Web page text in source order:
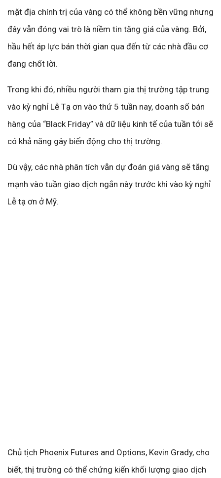
mặt địa chính trị của vàng có thể không bền vững nhưng
đây vẫn đóng vai trò là niềm tin tăng giá của vàng. Bởi,
hầu hết áp lực bán thời gian qua đến từ các nhà đầu cơ
đang chốt lời.
Trong khi đó, nhiều người tham gia thị trường tập trung
vào kỳ nghỉ Lễ Tạ ơn vào thứ 5 tuần nay, doanh số bán
hàng của “Black Friday” và dữ liệu kinh tế của tuần tới sẽ
có khả năng gây biến động cho thị trường.
Dù vậy, các nhà phân tích vẫn dự đoán giá vàng sẽ tăng
mạnh vào tuần giao dịch ngắn này trước khi vào kỳ nghỉ
Lễ tạ ơn ở Mỹ.
Chủ tịch Phoenix Futures and Options, Kevin Grady, cho
biết, thị trường có thể chứng kiến khối lượng giao dịch